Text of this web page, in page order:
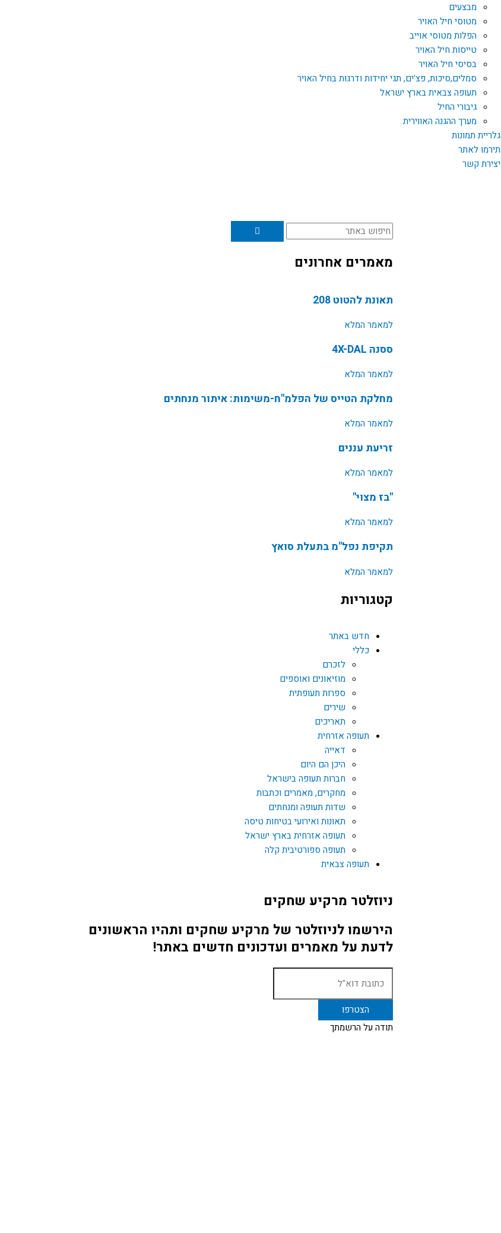
מבצעים
מטוסי חיל האויר
הפלות מטוסי אוייב
טייסות חיל האויר
בסיסי חיל האויר
סמלים,סיכות, פצ'ים, תגי יחידות ודרגות בחיל האויר
תעופה צבאית בארץ ישראל
גיבורי החיל
מערך ההגנה האווירית
גלריית תמונות
תירמו לאתר
יצירת קשר
חיפוש
מאמרים אחרונים
תאונת להטוט 208
למאמר המלא
ססנה 4X-DAL
למאמר המלא
מחלקת הטייס של הפלמ"ח-משימות: איתור מנחתים
למאמר המלא
זריעת עננים
למאמר המלא
"בז מצוי"
למאמר המלא
תקיפת נפל"מ בתעלת סואץ
למאמר המלא
קטגוריות
חדש באתר
כללי
לזכרם
מוזיאונים ואוספים
ספרות תעופתית
שירים
תאריכים
תעופה אזרחית
דאייה
היכן הם היום
חברות תעופה בישראל
מחקרים, מאמרים וכתבות
שדות תעופה ומנחתים
תאונות ואירועי בטיחות טיסה
תעופה אזרחית בארץ ישראל
תעופה ספורטיבית קלה
תעופה צבאית
ניוזלטר מרקיע שחקים
הירשמו לניוזלטר של מרקיע שחקים ותהיו הראשונים
לדעת על מאמרים ועדכונים חדשים באתר!
תודה על הרשמתך